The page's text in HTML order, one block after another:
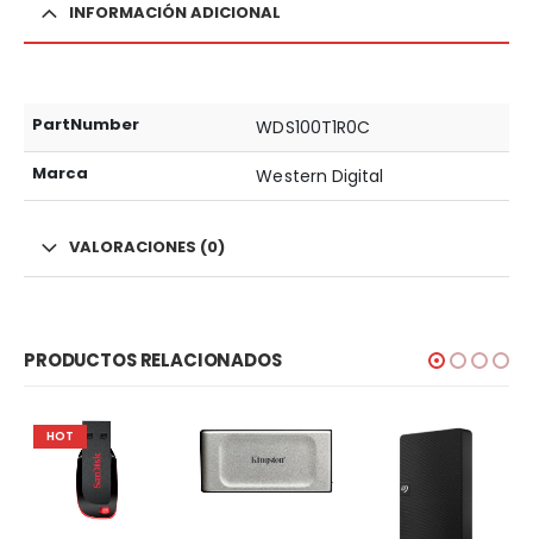
INFORMACIÓN ADICIONAL
PartNumber WDS100T1R0C
Marca Western Digital
VALORACIONES (0)
PRODUCTOS RELACIONADOS
HOT